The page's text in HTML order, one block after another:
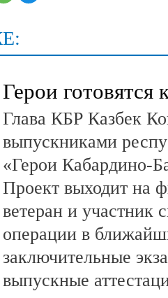
Герои готовятся
Глава КБР Казбек
выпускниками
«Герои Кабардино-
Проект выходит на
ветеран и участник
операции в
заключительные
выпускные